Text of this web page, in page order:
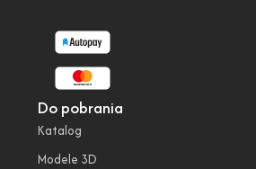
Do pobrania
Katalog
Modele 3D